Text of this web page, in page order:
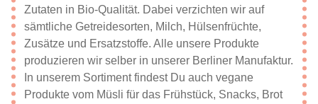
Zutaten in Bio-Qualität. Dabei verzichten wir auf
sämtliche Getreidesorten, Milch, Hülsenfrüchte,
Zusätze und Ersatzstoffe. Alle unsere Produkte
produzieren wir selber in unserer Berliner Manufaktur.
In unserem Sortiment findest Du auch vegane
Produkte vom Müsli für das Frühstück, Snacks, Brot